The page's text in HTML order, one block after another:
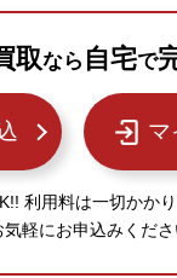
取なら 自宅で
マ
利用料は一切かかり
軽にお申込みくださ